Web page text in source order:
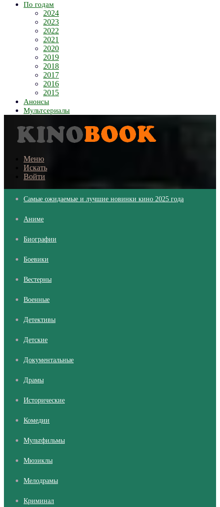
По годам
2024
2023
2022
2021
2020
2019
2018
2017
2016
2015
Анонсы
Мультсериалы
Меню
Искать
Войти
Самые ожидаемые и лучшие новинки кино 2025 года
Аниме
Биографии
Боевики
Вестерны
Военные
Детективы
Детские
Документальные
Драмы
Исторические
Комедии
Мультфильмы
Мюзиклы
Мелодрамы
Криминал